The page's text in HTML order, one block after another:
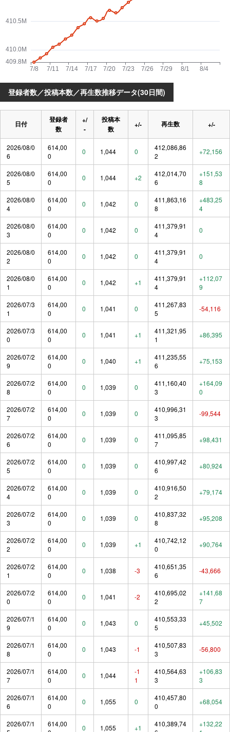
登録者数／投稿本数／再生数推移データ(30日間)
日付
登録者
数
+/
-
投稿本
数
+/- 再生数 +/-
2026/08/0
6
614,00
0
0 1,044 0
412,086,86
2
+72,156
2026/08/0
5
614,00
0
0 1,044 +2
412,014,70
6
+151,53
8
2026/08/0
4
614,00
0
0 1,042 0
411,863,16
8
+483,25
4
2026/08/0
3
614,00
0
0 1,042 0
411,379,91
4
0
2026/08/0
2
614,00
0
0 1,042 0
411,379,91
4
0
2026/08/0
1
614,00
0
0 1,042 +1
411,379,91
4
+112,07
9
2026/07/3
1
614,00
0
0 1,041 0
411,267,83
5
-54,116
2026/07/3
0
614,00
0
0 1,041 +1
411,321,95
1
+86,395
2026/07/2
9
614,00
0
0 1,040 +1
411,235,55
6
+75,153
2026/07/2
8
614,00
0
0 1,039 0
411,160,40
3
+164,09
0
2026/07/2
7
614,00
0
0 1,039 0
410,996,31
3
-99,544
2026/07/2
6
614,00
0
0 1,039 0
411,095,85
7
+98,431
2026/07/2
5
614,00
0
0 1,039 0
410,997,42
6
+80,924
2026/07/2
4
614,00
0
0 1,039 0
410,916,50
2
+79,174
2026/07/2
3
614,00
0
0 1,039 0
410,837,32
8
+95,208
2026/07/2
2
614,00
0
0 1,039 +1
410,742,12
0
+90,764
2026/07/2
1
614,00
0
0 1,038 -3
410,651,35
6
-43,666
2026/07/2
0
614,00
0
0 1,041 -2
410,695,02
2
+141,68
7
2026/07/1
9
614,00
0
0 1,043 0
410,553,33
5
+45,502
2026/07/1
8
614,00
0
0 1,043 -1
410,507,83
3
-56,800
2026/07/1
7
614,00
0
0 1,044
-1
1
410,564,63
3
+106,83
3
2026/07/1
6
614,00
0
0 1,055 0
410,457,80
0
+68,054
2026/07/1
614,00
0 1,055 +1
410,389,74
+132,22